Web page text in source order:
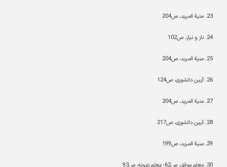
23
.منیة المرید، ص204
24
.ناز و نیاز، ص102
25
.منیة المرید، ص204
26
.آیین دانشوری، ص124
27
.منیة المرید، ص204
28
.آیین دانشوری، ص217
.منیة المرید، ص199
30
.معلم موفق، ص62؛ معلم نمونه، ص93